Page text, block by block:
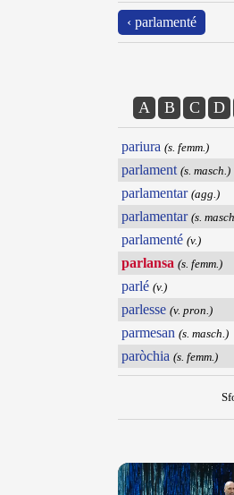
‹ parlamenté
A B C D
pariura (s. femm.)
parlament (s. masch.)
parlamentar (agg.)
parlamentar (s.
parlamenté (v.)
parlansa (s. femm.)
parlé (v.)
parlesse (v. pron.)
parmesan (s. masch.)
paròchia (s. femm.)